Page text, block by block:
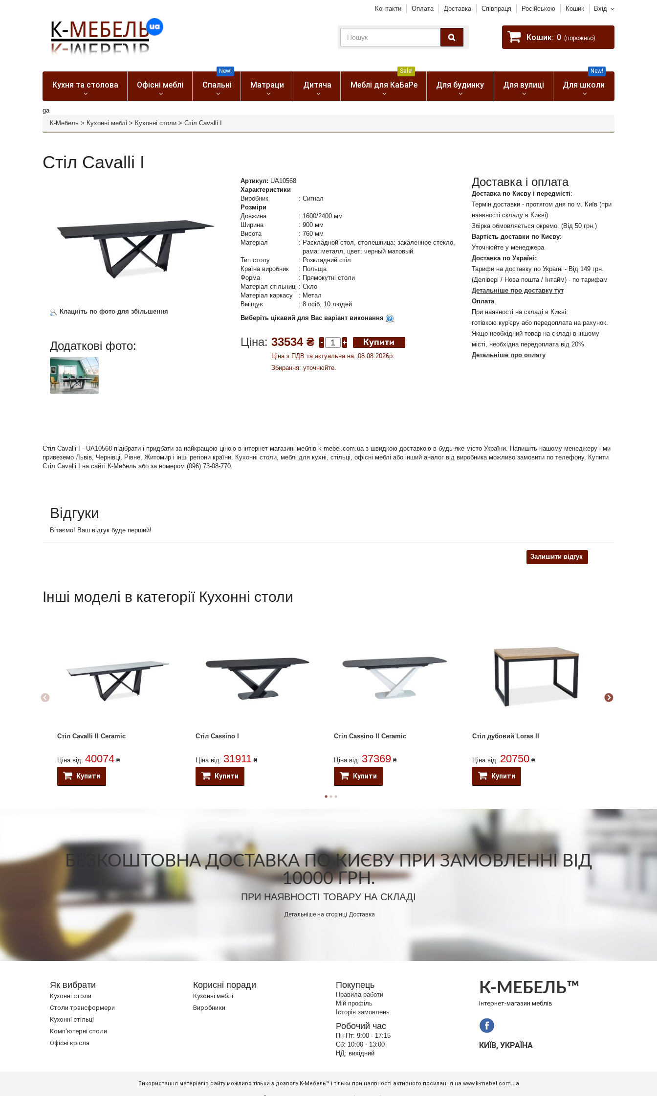
Вхід
Контакти Оплата Доставка Співпраця Російською Кошик
Кошик: 0 (порожньо)
Кухня та столова Офісні меблі Спальні
New!
Матраци Дитяча Меблі для КаБаРе
Sale!
Для будинку Для вулиці Для школи
New!
ga
К-Мебель > Кухонні меблі > Кухонні столи > Стіл Cavalli I
Стіл Cavalli I
Клацніть по фото для збільшення
Додаткові фото:
Артикул: UA10568
Характеристики
Виробник
: Сигнал
Розміри
Довжина
: 1600/2400 мм
Ширина
: 900 мм
Висота
: 760 мм
Матеріал
: Раскладной стол, столешница: закаленное стекло,
рама: металл, цвет: черный матовый.
Тип столу
: Розкладний стіл
Країна виробник
: Польща
Форма
: Прямокутні столи
Матеріал стільниці : Скло
Матеріал каркасу
: Метал
Вміщує
: 8 осіб, 10 людей
Виберіть цікавий для Вас варіант виконання
Ціна: 33534 ₴
Ціна з ПДВ та актуальна на: 08.08.2026р.
Збирання: уточнюйте.
Доставка і оплата
Доставка по Києву і передмісті:
Термін доставки - протягом дня по м. Київ (при
наявності складу в Києві).
Збірка обмовляється окремо. (Від 50 грн.)
Вартість доставки по Києву:
Уточнюйте у менеджера
Доставка по Україні:
Тарифи на доставку по Україні - Від 149 грн.
(Делівері / Нова пошта / Інтайм) - по тарифам
Детальніше про доставку тут
Оплата
При наявності на складі в Києві:
готівкою кур'єру або передоплата на рахунок.
Якщо необхідний товар на складі в іншому
місті, необхідна передоплата від 20%
Детальніше про оплату
Стіл Cavalli I - UA10568 підібрати і придбати за найкращою ціною в інтернет магазині меблів k-mebel.com.ua з швидкою доставкою в будь-яке місто України. Напишіть нашому менеджеру і ми
привеземо Львів, Чернівці, Рівне, Житомир і інші регіони країни. Кухонні столи, меблі для кухні, стільці, офісні меблі або інший аналог від виробника можливо замовити по телефону. Купити
Стіл Cavalli I на сайті К-Мебель або за номером (096) 73-08-770.
Відгуки
Вітаємо! Ваш відгук буде перший!
Залишити відгук
Інші моделі в категорії Кухонні столи
Стіл Cavalli II Ceramic
Ціна від: 40074 ₴
Купити
Стіл Cassino I
Ціна від: 31911 ₴
Купити
Стіл Cassino II Ceramic
Ціна від: 37369 ₴
Купити
Стіл дубовий Loras II
Ціна від: 20750 ₴
Купити
БЕЗКОШТОВНА ДОСТАВКА ПО КИЄВУ ПРИ ЗАМОВЛЕННІ ВІД
10000 ГРН.
ПРИ НАЯВНОСТІ ТОВАРУ НА СКЛАДІ
Детальніше на сторінці Доставка
Як вибрати
Кухонні столи
Cтоли трансформери
Кухонні стільці
Комп'ютерні столи
Офісні крісла
Корисні поради
Кухонні меблі
Виробники
Використання матеріалів сайту можливо тільки з дозволу К-Мебель™ і тільки при наявності активного посилання на www.k-mebel.com.ua
Покупець
Правила работи
Мій профіль
Історія замовлень
Робочий час
Пн-Пт: 9:00 - 17:15
Сб: 10:00 - 13:00
НД: вихідний
К-МЕБЕЛЬ™
Інтернет-магазин меблів
КИЇВ, УКРАЇНА